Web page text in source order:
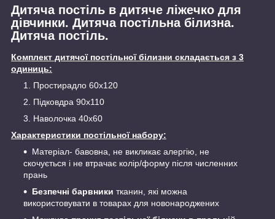
Дитяча постіль в дитяче ліжечко для
дівчинки. Дитяча постільна білизна.
Дитяча постіль.
Комплект дитячої постільної білизни складається з 3
одиниць:
Простирадло 60х120
Підковдра 90х110
Наволочка 40х60
Характеристики постільної набору:
Матеріал- бавовна, не викликає алергію, не
скочується і не втрачає колір/форму після численних
прань
Безпечні барвники тканин, які можна
використовувати в товарах для новонароджених